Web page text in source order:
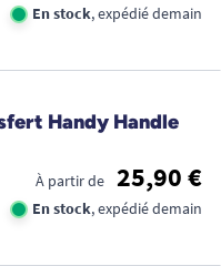
En stock, expédié demain
Handy Handle
À partir de
25,90 €
En stock, expédié demain